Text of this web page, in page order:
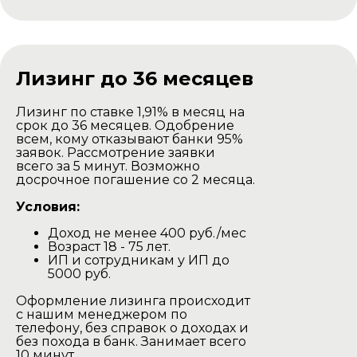
Лизинг до 36 месяцев
Лизинг по ставке 1,91% в месяц на
срок до 36 месяцев. Одобрение
всем, кому отказывают банки 95%
заявок. Рассмотрение заявки
всего за 5 минут. Возможно
досрочное погашение со 2 месяца.
Условия:
Доход не менее 400 руб./мес
Возраст 18 - 75 лет.
ИП и сотрудникам у ИП до
5000 руб.
Оформление лизинга происходит
с нашим менеджером по
телефону, без справок о доходах и
без похода в банк. Занимает всего
сборки
Баня доставляется в разобранном
виде на тентованной газеле.
Наша газель проезжаедет в любом
дачном участке.
Выгрузка производится своими
силами.
Минск и Минская область